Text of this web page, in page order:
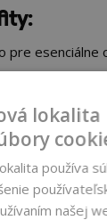
pre esenciálne
ich
udržiavať
a senzorické
lokalita
používa
našej